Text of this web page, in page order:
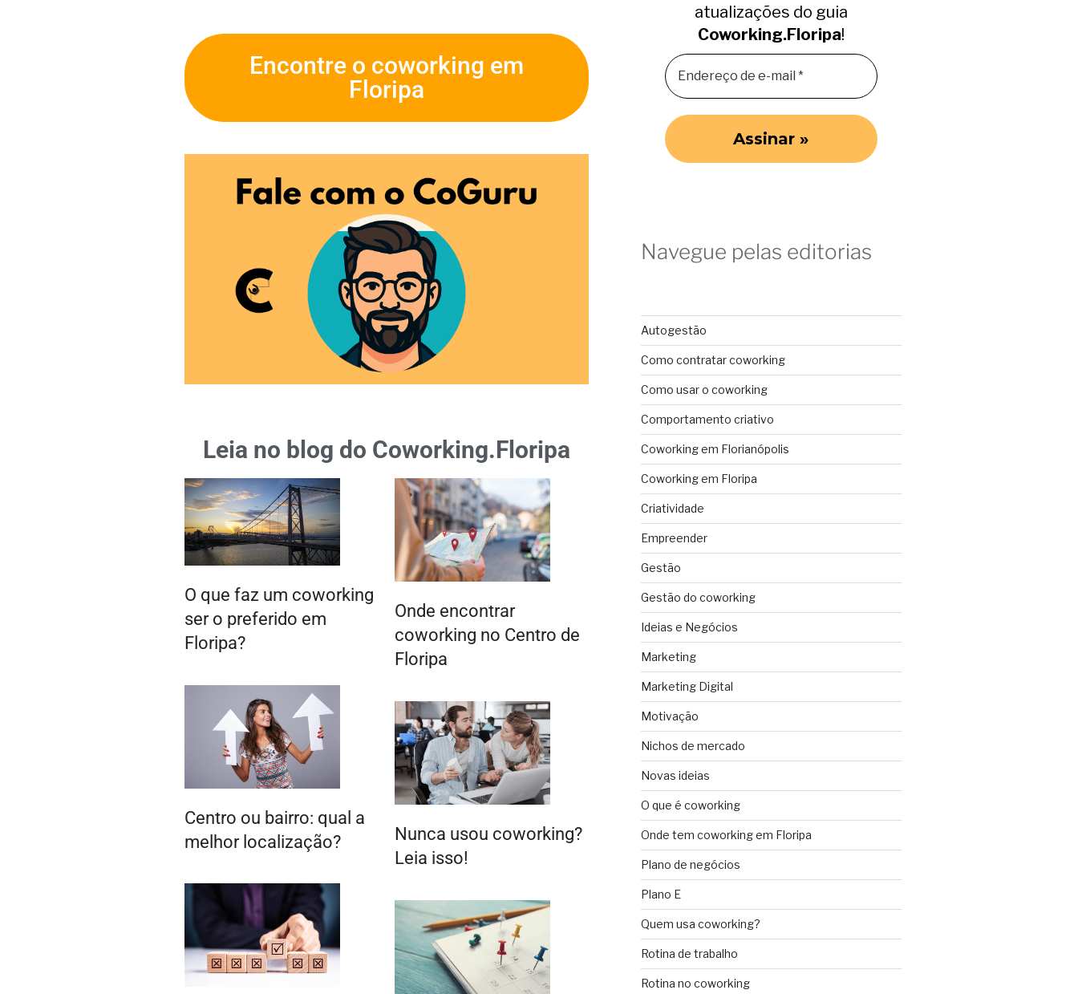
Encontre o coworking em
Floripa
Leia no blog do Coworking.Floripa
O que faz um coworking
ser o preferido em
Floripa?
Centro ou bairro: qual a
melhor localização?
Onde encontrar
coworking no Centro de
Floripa
Nunca usou coworking?
Leia isso!
atualizações do guia
Coworking.Floripa!
Navegue pelas editorias
Autogestão
Como contratar coworking
Como usar o coworking
Comportamento criativo
Coworking em Florianópolis
Coworking em Floripa
Criatividade
Empreender
Gestão
Gestão do coworking
Ideias e Negócios
Marketing
Marketing Digital
Motivação
Nichos de mercado
Novas ideias
O que é coworking
Onde tem coworking em Floripa
Plano de negócios
Plano E
Quem usa coworking?
Rotina de trabalho
Rotina no coworking